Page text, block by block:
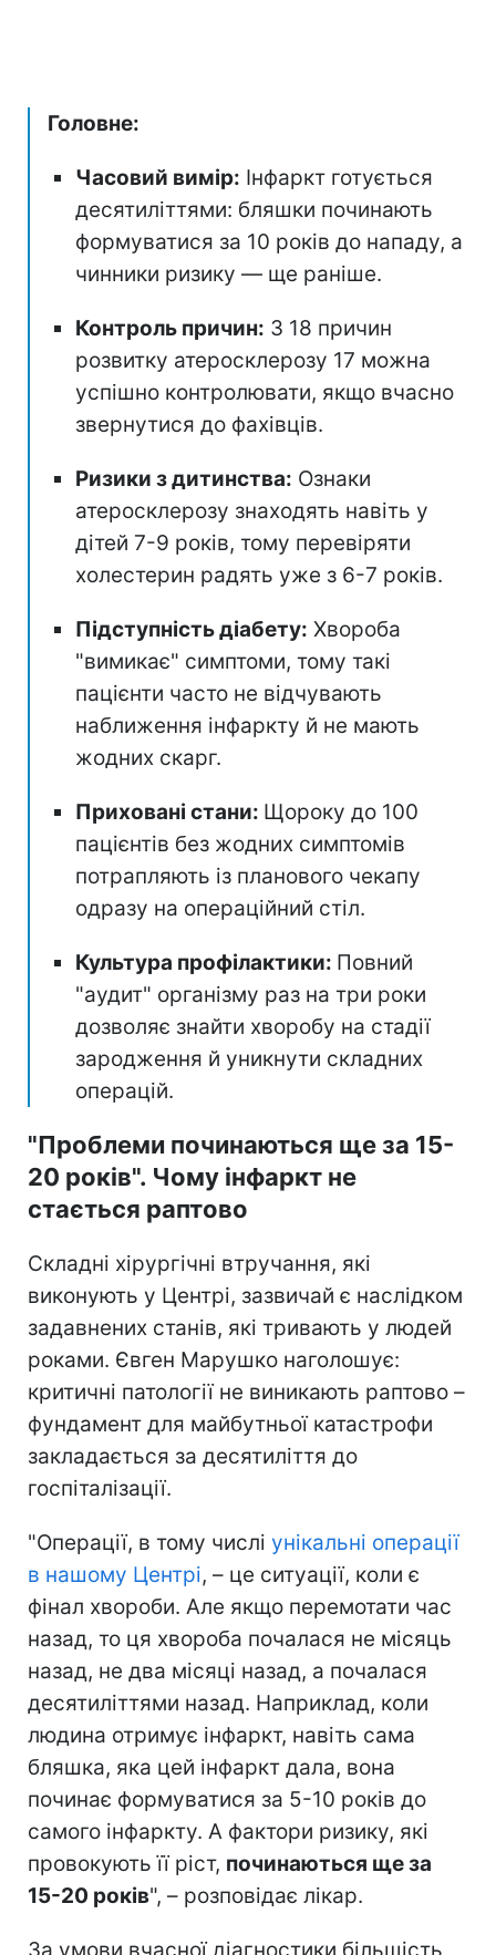
Головне:
Часовий вимір: Інфаркт готується
десятиліттями: бляшки починають
формуватися за 10 років до нападу, а
чинники ризику — ще раніше.
Контроль причин: З 18 причин
розвитку атеросклерозу 17 можна
успішно контролювати, якщо вчасно
звернутися до фахівців.
Ризики з дитинства: Ознаки
атеросклерозу знаходять навіть у
дітей 7-9 років, тому перевіряти
холестерин радять уже з 6-7 років.
Підступність діабету: Хвороба
"вимикає" симптоми, тому такі
пацієнти часто не відчувають
наближення інфаркту й не мають
жодних скарг.
Приховані стани: Щороку до 100
пацієнтів без жодних симптомів
потрапляють із планового чекапу
одразу на операційний стіл.
Культура профілактики: Повний
"аудит" організму раз на три роки
дозволяє знайти хворобу на стадії
зародження й уникнути складних
операцій.
"Проблеми починаються ще за 15-
20 років". Чому інфаркт не
стається раптово
Складні хірургічні втручання, які
виконують у Центрі, зазвичай є наслідком
задавнених станів, які тривають у людей
роками. Євген Марушко наголошує:
критичні патології не виникають раптово –
фундамент для майбутньої катастрофи
закладається за десятиліття до
госпіталізації.
"Операції, в тому числі унікальні операції
в нашому Центрі, – це ситуації, коли є
фінал хвороби. Але якщо перемотати час
назад, то ця хвороба почалася не місяць
назад, не два місяці назад, а почалася
десятиліттями назад. Наприклад, коли
людина отримує інфаркт, навіть сама
бляшка, яка цей інфаркт дала, вона
починає формуватися за 5-10 років до
самого інфаркту. А фактори ризику, які
провокують її ріст, починаються ще за
15-20 років", – розповідає лікар.
За умови вчасної діагностики більшість